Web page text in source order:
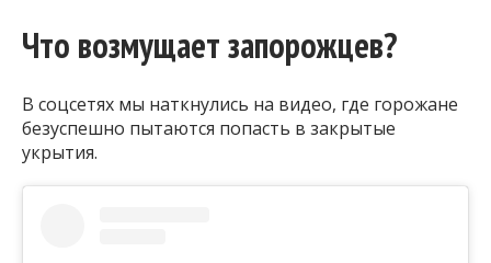
Что возмущает запорожцев?
В соцсетях мы наткнулись на видео, где горожане
безуспешно пытаются попасть в закрытые
укрытия.